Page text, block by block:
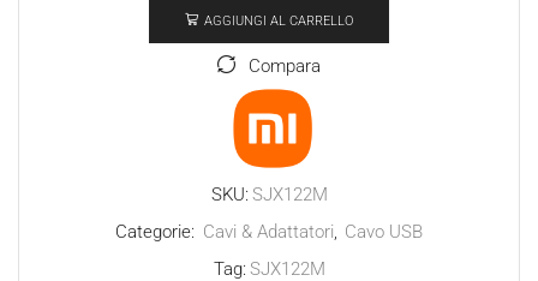
cable
Type-
C
to
Type-
C
1.5m
quantità
AGGIUNGI AL CARRELLO
Compara
SKU: SJX122M
Categorie: Cavi & Adattatori, Cavo USB
Tag: SJX122M